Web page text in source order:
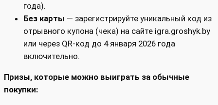
года).
Без карты — зарегистрируйте уникальный код из
отрывного купона (чека) на сайте igra.groshyk.by
или через QR-код до 4 января 2026 года
включительно.
Призы, которые можно выиграть за обычные
покупки: